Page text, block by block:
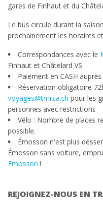
gares de Finhaut et du
Le bus circule durant la
prochainement les horaires
Correspondances avec le
Finhaut et Châtelard VS
Paiement en CASH
Réservation obligatoire
voyages@tmrsa.ch pour les
personnes avec restrictions
Vélo : Nombre de places
possible.
Émosson n'est plus
Émosson sans voiture,
Emosson !
REJOIGNEZ-NOUS EN